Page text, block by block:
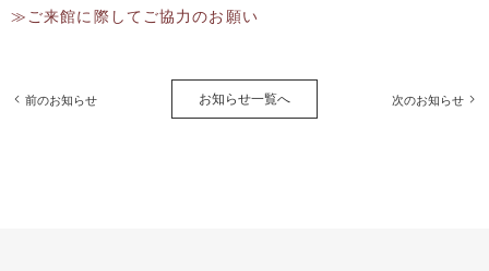
≫ご来館に際してご協力のお願い
前のお知らせ お知らせ一覧へ 次のお知らせ